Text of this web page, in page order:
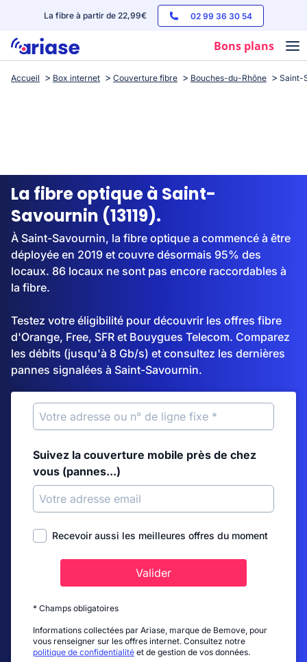
La fibre à partir de 22,99€ 02 99 36 30 54
Bons plans
Box internet
Streaming
Accueil Box internet Couverture fibre Bouches-du-Rhône Saint-
La fibre optique à Saint-
Savournin (13119).
À Saint-Savournin, la fibre optique a commencé à être
déployée en 2019 et couvre désormais 95% des
locaux. 86 locaux ne sont pas encore raccordables à
la fibre.
Testez votre éligibilité pour découvrir les offres fibre
d'Orange, Free, SFR et Bouygues Telecom. Comparez
les débits (jusqu'à 8 Gb/s) et consultez les dernières
pannes signalées à Saint-Savournin.
Suivez la couverture mobile près de chez
vous (pannes...)
Recevoir aussi les meilleures offres du moment
Valider
* Champs obligatoires
Informations collectées par Ariase, marque de Bemove, pour
vous renseigner sur les offres internet. Consultez notre
politique de confidentialité et de gestion de vos données.